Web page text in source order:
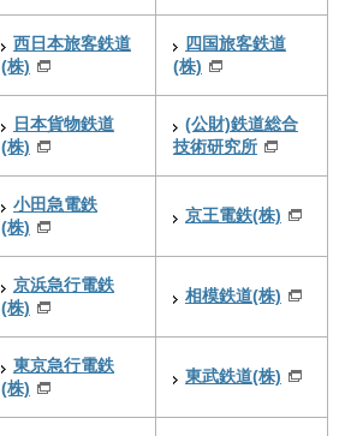
西日本旅客鉄道
(株)
四国旅客鉄道
(株)
日本貨物鉄道
(株)
(公財)鉄道総合
技術研究所
小田急電鉄
(株)
京王電鉄(株)
京浜急行電鉄
(株)
相模鉄道(株)
東京急行電鉄
(株)
東武鉄道(株)